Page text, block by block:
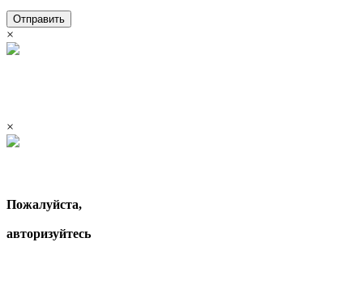
Отправить
×
×
Пожалуйста,
авторизуйтесь